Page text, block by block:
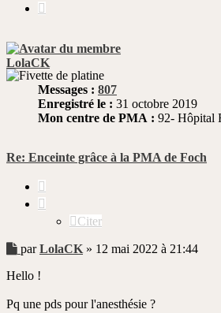
LolaCK
Messages : 807
Enregistré le : 31 octobre 2019
Mon centre de PMA : 92- Hôpital
Re: Enceinte grâce à la PMA de Foch
Citer
Message
lu
parLolaCK » 12 mai 2022 à 21:44
Hello !
Pq une pds pour l'anesthésie ?